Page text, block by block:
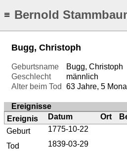
≡ Bernold
Bugg, Christoph
Geburtsname
Bugg, Christoph
Geschlecht
männlich
Alter beim Tod
63 Jahre, 5
Ereignisse
Ereignis
Datum Ort
Geburt
1775-10-22
Tod
1839-03-29